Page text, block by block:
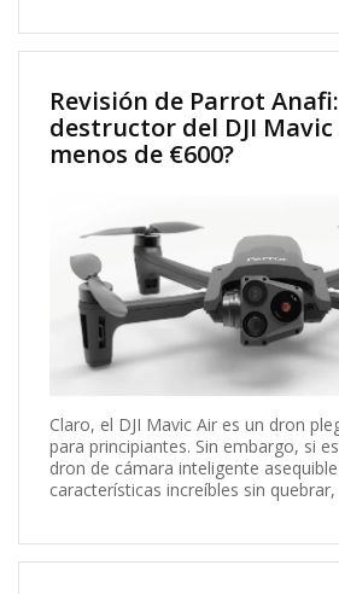
Revisión de Parrot
destructor del DJI
menos de €600?
Claro, el DJI Mavic Air es un dron
para principiantes. Sin embargo, si
dron de cámara inteligente
características increíbles sin quebrar,